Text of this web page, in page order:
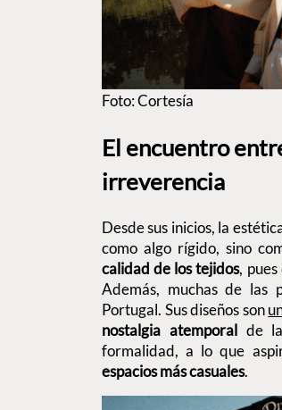
Foto: Cortesía
El encuentro
irreverencia
Desde sus inicios, la
como algo rígido, sino
calidad de los tejidos,
Además, muchas de las
Portugal. Sus diseños son
nostalgia atemporalde la
formalidad, a lo que
espacios más casuales.